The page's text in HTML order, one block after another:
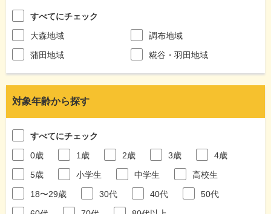
すべてにチェック
大森地域
調布地域
蒲田地域
糀谷・羽田地域
対象年齢から探す
すべてにチェック
0歳
1歳 2歳 3歳
4歳
5歳
小学生 中学生
高校生
18〜29歳
30代 40代
50代